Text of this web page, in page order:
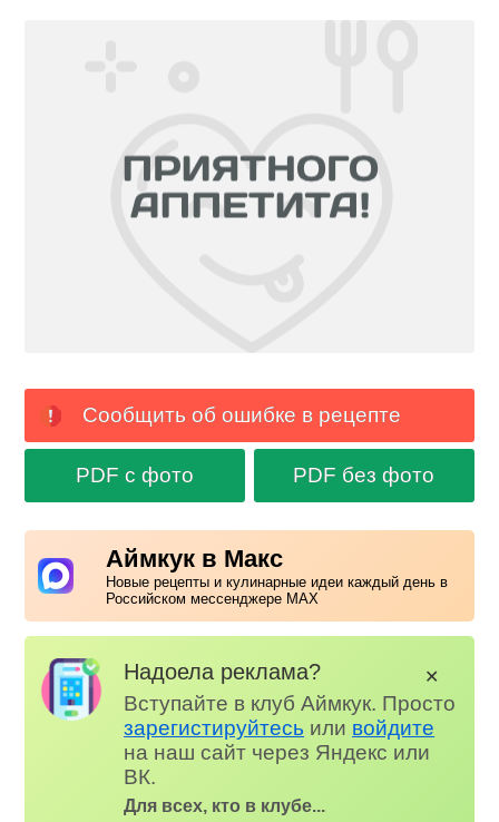
Сообщить об ошибке в рецепте
PDF с фото PDF без фото
Аймкук в Макс
Новые рецепты и кулинарные идеи каждый день в
Российском мессенджере MAX
Надоела реклама?
Вступайте в клуб Аймкук. Просто
зарегистируйтесь или войдите
на наш сайт через Яндекс или
ВК.
Для всех, кто в клубе...
✕